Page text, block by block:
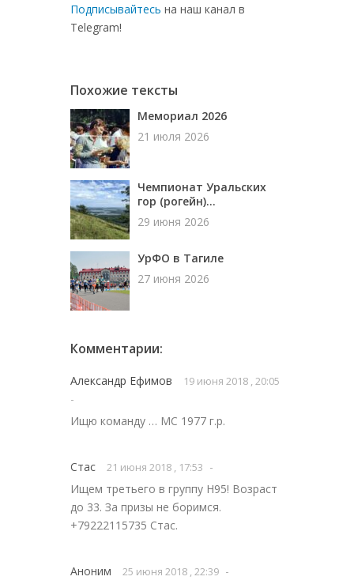
Подписывайтесь на наш канал в
Telegram!
Похожие тексты
Мемориал 2026
21 июля 2026
Чемпионат Уральских
гор (рогейн)...
29 июня 2026
УрФО в Тагиле
27 июня 2026
Комментарии:
Александр Ефимов 19 июня 2018 , 20:05
-
Ищю команду … МС 1977 г.р.
Стас 21 июня 2018 , 17:53 -
Ищем третьего в группу H95! Возраст
до 33. За призы не боримся.
+79222115735 Стас.
Аноним 25 июня 2018 , 22:39 -